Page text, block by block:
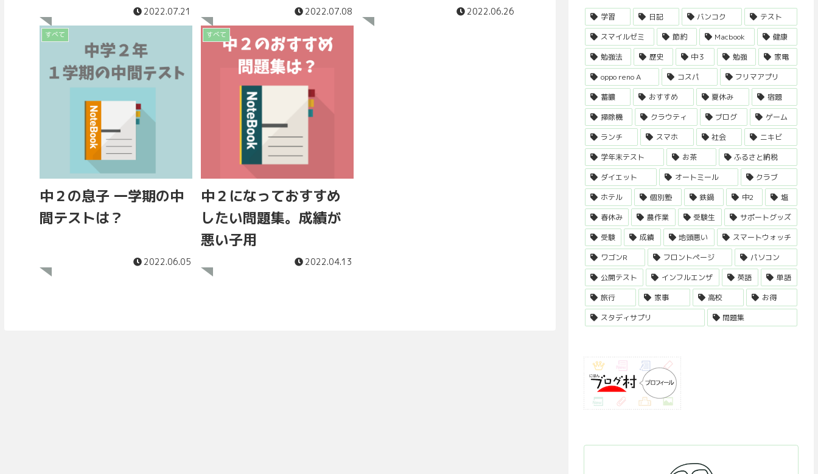
2022.07.21 2022.07.08 2022.06.26
すべて
中２の息子 一学期の中
間テストは？
2022.06.05
すべて
中２になっておすすめ
したい問題集。成績が
悪い子用
2022.04.13
学習 日記 バンコク
テスト
スマイルゼミ
節約 Macbook
健康
勉強法
歴史 中３ 勉強
家電
oppo reno A
コスパ
フリマアプリ
蓄膿
おすすめ 夏休み
宿題
掃除機
クラウティ ブログ
ゲーム
ランチ
スマホ 社会
ニキビ
学年末テスト
お茶
ふるさと納税
ダイエット
オートミール
クラブ
ホテル
個別塾 鉄鍋 中2
塩
春休み
農作業 受験生
サポートグッズ
受験
成績 地頭悪い
スマートウォッチ
ワゴンR
フロントページ
パソコン
公開テスト
インフルエンザ 英語
単語
旅行
家事 高校
お得
スタディサプリ
問題集